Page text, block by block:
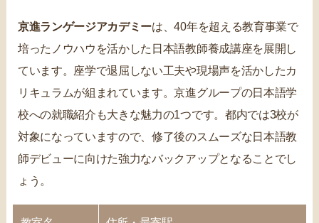
京進ランゲージアカデミーは、40年を超える教育事業で
培ったノウハウを活かした日本語教師養成講座を展開し
ています。座学で退屈しない工夫や現場声を活かしたカ
リキュラムが組まれています。京進グループの日本語学
校への就職紹介も大きな魅力の1つです。都内では3校が
対象になっていますので、修了後のスムーズな日本語教
師デビューに向けた強力なバックアップとなることでし
ょう。